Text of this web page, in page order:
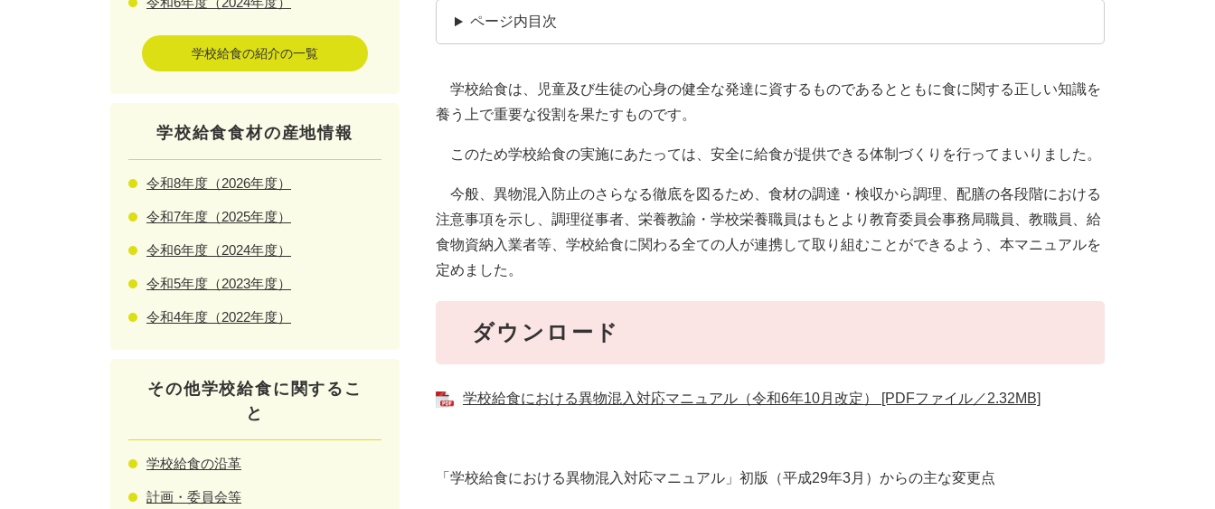
ページ内目次
学校給食は、児童及び生徒の心身の健全な発達に資するものであるとともに食に関する正しい知識を
養う上で重要な役割を果たすものです。
このため学校給食の実施にあたっては、安全に給食が提供できる体制づくりを行ってまいりました。
今般、異物混入防止のさらなる徹底を図るため、食材の調達・検収から調理、配膳の各段階における
注意事項を示し、調理従事者、栄養教諭・学校栄養職員はもとより教育委員会事務局職員、教職員、給
食物資納入業者等、学校給食に関わる全ての人が連携して取り組むことができるよう、本マニュアルを
定めました。
ダウンロード
学校給食における異物混入対応マニュアル（令和6年10月改定） [PDFファイル／2.32MB]
「学校給食における異物混入対応マニュアル」初版（平成29年3月）からの主な変更点
学校給食の紹介の一覧
学校給食食材の産地情報
令和8年度（2026年度）
令和7年度（2025年度）
令和6年度（2024年度）
令和5年度（2023年度）
令和4年度（2022年度）
その他学校給食に関するこ
と
学校給食の沿革
計画・委員会等